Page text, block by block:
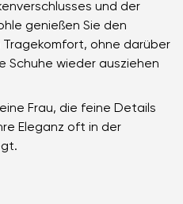
und der
genießen Sie den
ohne darüber
Schuhe wieder ausziehen
Frau, die feine Details
Eleganz oft in der